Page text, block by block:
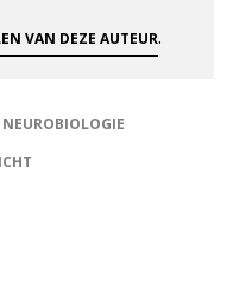
VAN DEZE AUTEUR.
NEUROBIOLOGIE